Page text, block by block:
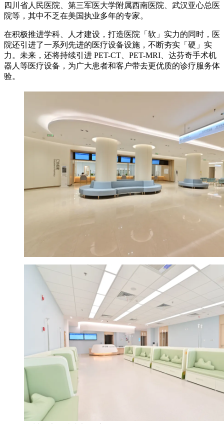
四川省人民医院、第三军医大学附属西南医院、武汉亚心总医
院等，其中不乏在美国执业多年的专家。
在积极推进学科、人才建设，打造医院「软」实力的同时，医
院还引进了一系列先进的医疗设备设施，不断夯实「硬」实
力。未来，还将持续引进 PET-CT、PET-MRI、达芬奇手术机
器人等医疗设备，为广大患者和客户带去更优质的诊疗服务体
验。